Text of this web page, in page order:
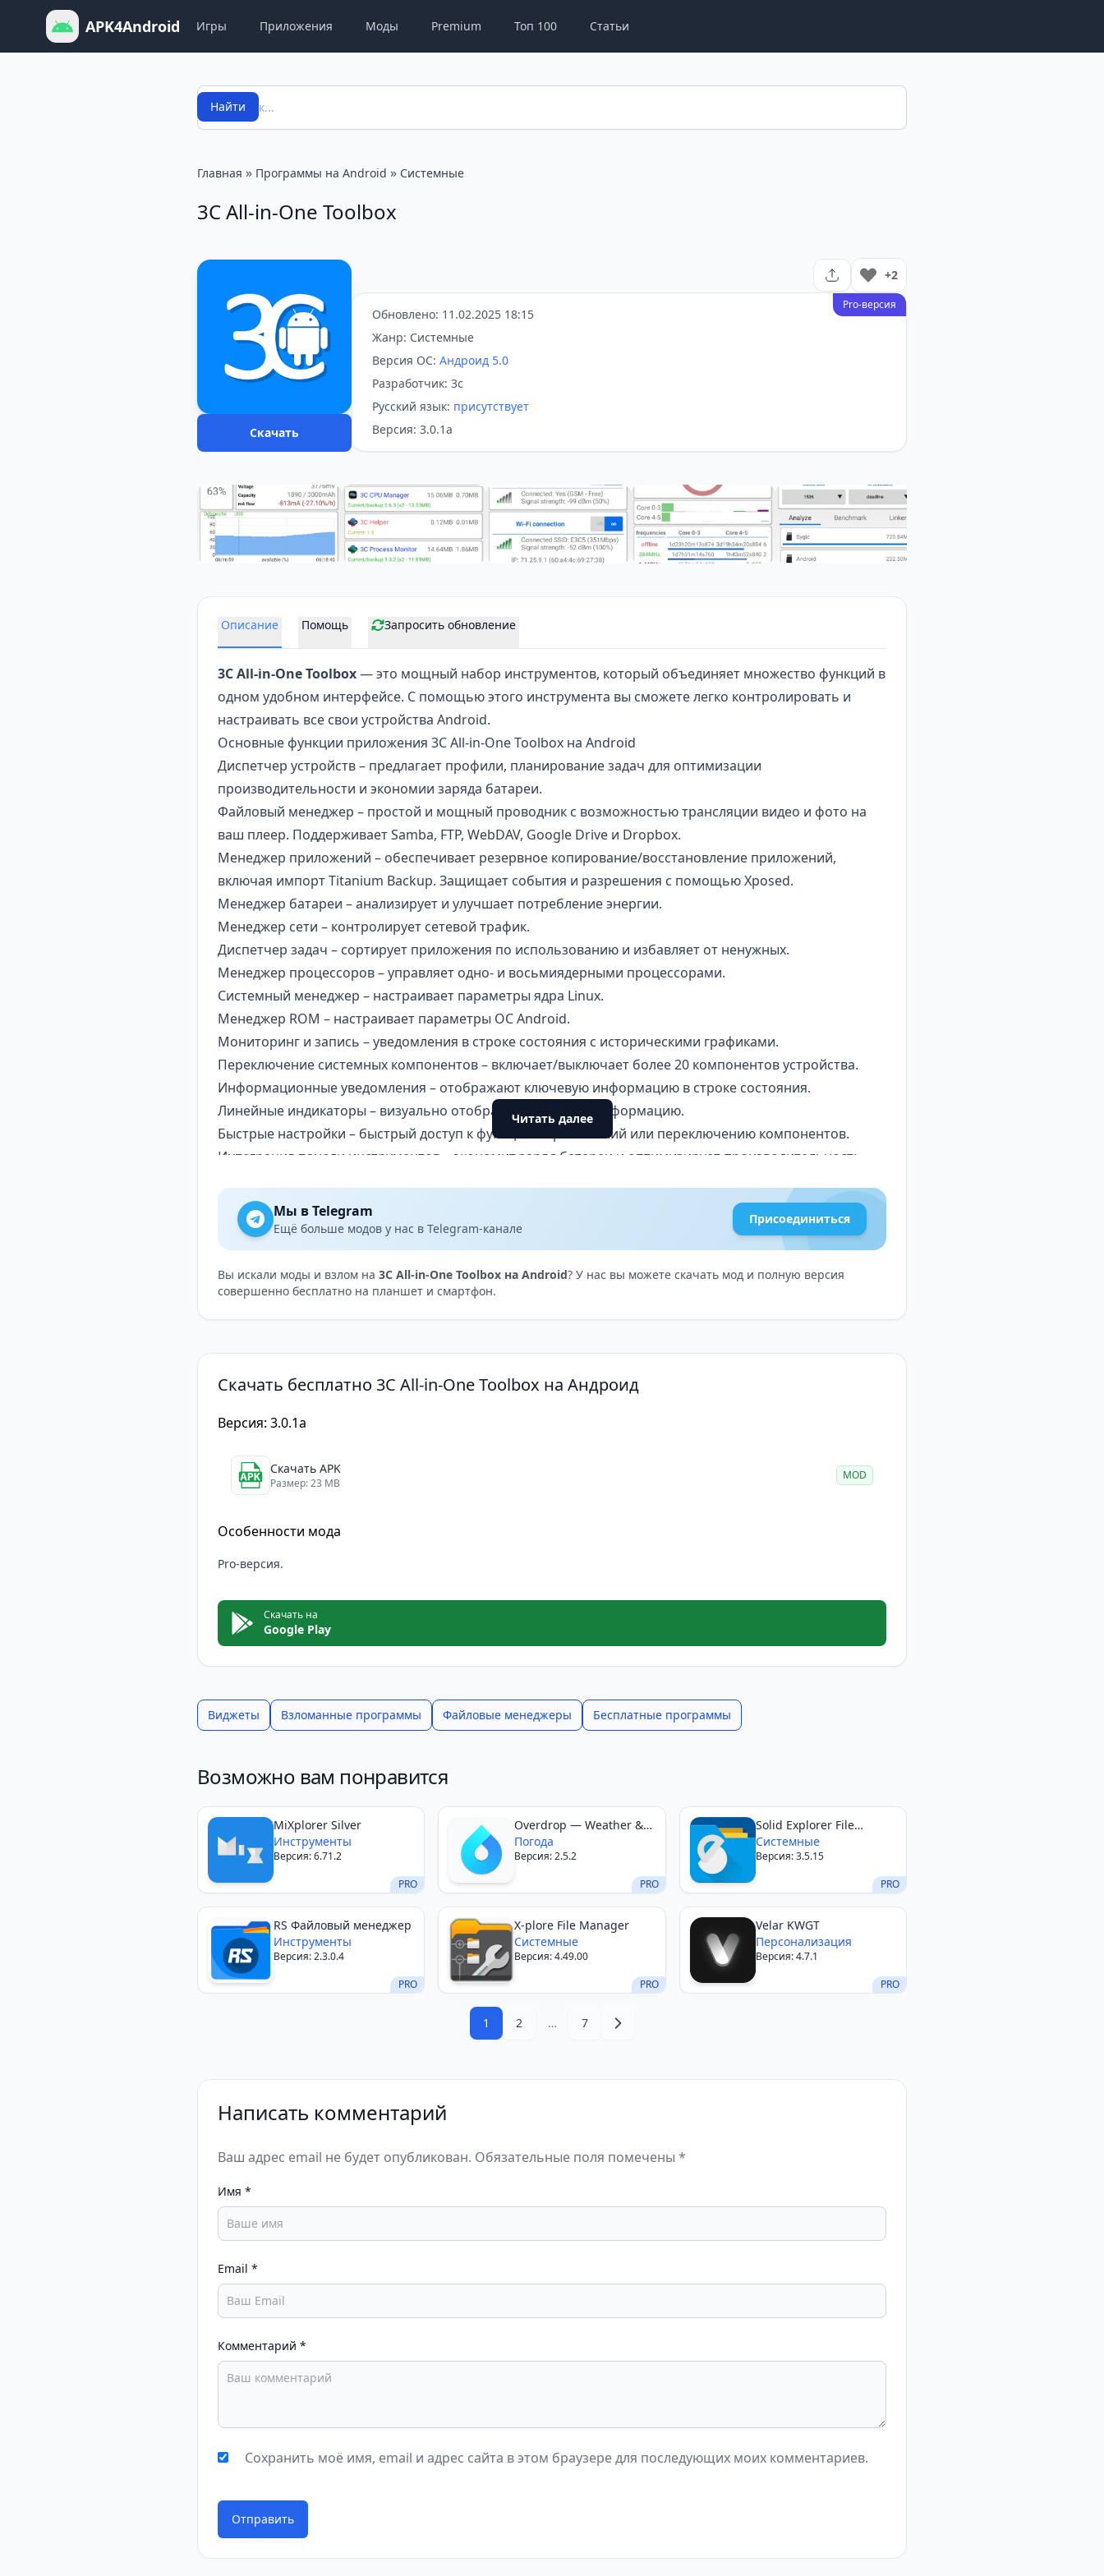
APK4Android Игры Приложения Моды Premium Топ 100 Статьи
Поиск
Найти
Главная » Программы на Android » Системные
3C All-in-One Toolbox
Скачать
+2
Pro-версия
Обновлено: 11.02.2025 18:15
Жанр: Системные
Версия ОС: Андроид 5.0
Разработчик: 3c
Русский язык: присутствует
Версия: 3.0.1a
Описание Помощь Запросить обновление
3C All-in-One Toolbox— это мощный набор инструментов, который объединяет множество функций в
одном удобном интерфейсе. С помощью этого инструмента вы сможете легко контролировать и
настраивать все свои устройства Android.
Основные функции приложения 3C All-in-One Toolbox на Android
Диспетчер устройств – предлагает профили, планирование задач для оптимизации
производительности и экономии заряда батареи.
Файловый менеджер – простой и мощный проводник с возможностью трансляции видео и фото на
ваш плеер. Поддерживает Samba, FTP, WebDAV, Google Drive и Dropbox.
Менеджер приложений – обеспечивает резервное копирование/восстановление приложений,
включая импорт Titanium Backup. Защищает события и разрешения с помощью Xposed.
Менеджер батареи – анализирует и улучшает потребление энергии.
Менеджер сети – контролирует сетевой трафик.
Диспетчер задач – сортирует приложения по использованию и избавляет от ненужных.
Менеджер процессоров – управляет одно- и восьмиядерными процессорами.
Системный менеджер – настраивает параметры ядра Linux.
Менеджер ROM – настраивает параметры ОС Android.
Мониторинг и запись – уведомления в строке состояния с историческими графиками.
Переключение системных компонентов – включает/выключает более 20 компонентов устройства.
Информационные уведомления – отображают ключевую информацию в строке состояния.
Линейные индикаторы – визуально отображают простую информацию.
Быстрые настройки – быстрый доступ к функциям приложений или переключению компонентов.
Интеграция панели инструментов – экономит заряд батареи и оптимизирует производительность.
Настраиваемые виджеты – от простого индикатора до сложных графиков.
Читать далее
Мы в Telegram
Ещё больше модов у нас в Telegram-канале
Присоединиться
Вы искали моды и взлом на 3C All-in-One Toolbox на Android? У нас вы можете скачать мод и полную версия
совершенно бесплатно на планшет и смартфон.
Скачать бесплатно 3C All-in-One Toolbox на Андроид
Версия: 3.0.1a
Скачать APK
Размер: 23 MB
MOD
Особенности мода
Pro-версия.
Скачать на
Google Play
Виджеты Взломанные программы Файловые менеджеры Бесплатные программы
Возможно вам понравится
PRO
MiXplorer Silver
Инструменты
Версия: 6.71.2
PRO
Overdrop — Weather &
Widgets
Погода
Версия: 2.5.2
PRO
Solid Explorer File
Manager
Системные
Версия: 3.5.15
PRO
RS Файловый менеджер
Инструменты
Версия: 2.3.0.4
PRO
X-plore File Manager
Системные
Версия: 4.49.00
PRO
Velar KWGT
Персонализация
Версия: 4.7.1
1 2 … 7
Написать комментарий
Ваш адрес email не будет опубликован. Обязательные поля помечены *
Имя *
Email *
Комментарий *
Сохранить моё имя, email и адрес сайта в этом браузере для последующих моих комментариев.
Отправить